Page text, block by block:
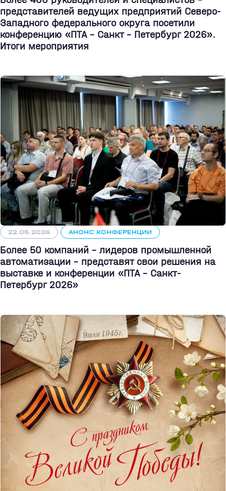
представителей ведущих предприятий Северо-
Западного федерального округа посетили
конференцию «ПТА – Санкт - Петербург 2026».
Итоги мероприятия
22.05.2026 АНОНС КОНФЕРЕНЦИИ
Более 50 компаний - лидеров промышленной
автоматизации - представят свои решения на
выставке и конференции «ПТА – Санкт-
Петербург 2026»